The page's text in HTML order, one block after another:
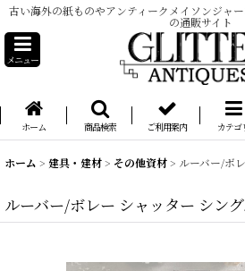
古い海外の紙ものやアンティークメイソンジャ
の通販サイト
メニュー
ホーム 商品検索 ご利用案内 カテゴ
ホーム > 建具・建材> その他資材> ルーバー/ボ
ルーバー/ボレー シャッター シン